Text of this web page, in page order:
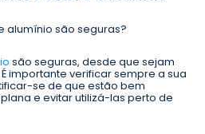
alumínio são seguras?
são seguras, desde que sejam
É importante verificar sempre a sua
se de que estão bem
e evitar utilizá-las perto de